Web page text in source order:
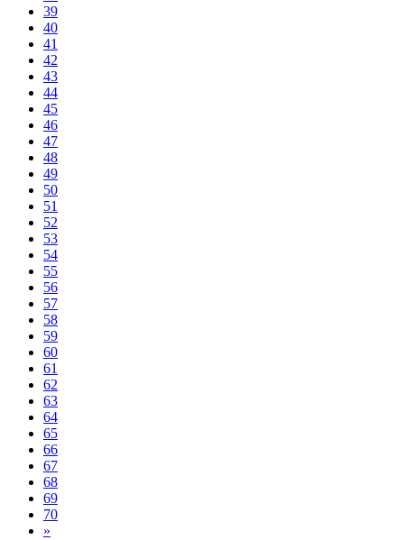
39
40
41
42
43
44
45
46
47
48
49
50
51
52
53
54
55
56
57
58
59
60
61
62
63
64
65
66
67
68
69
70
»